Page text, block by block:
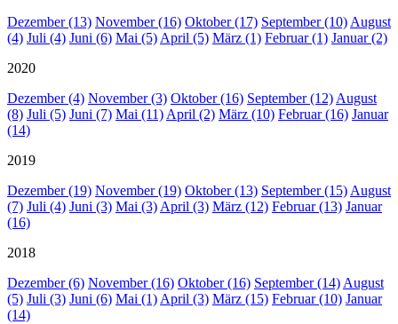
Dezember (13) November (16) Oktober (17) September (10) August
(4) Juli (4) Juni (6) Mai (5) April (5) März (1) Februar (1) Januar (2)
2020
Dezember (4) November (3) Oktober (16) September (12) August
(8) Juli (5) Juni (7) Mai (11) April (2) März (10) Februar (16) Januar
(14)
2019
Dezember (19) November (19) Oktober (13) September (15) August
(7) Juli (4) Juni (3) Mai (3) April (3) März (12) Februar (13) Januar
(16)
2018
Dezember (6) November (16) Oktober (16) September (14) August
(5) Juli (3) Juni (6) Mai (1) April (3) März (15) Februar (10) Januar
(14)